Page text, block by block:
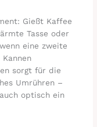
Gießt Kaffee
Tasse oder
eine zweite
sorgt für die
Umrühren –
optisch ein